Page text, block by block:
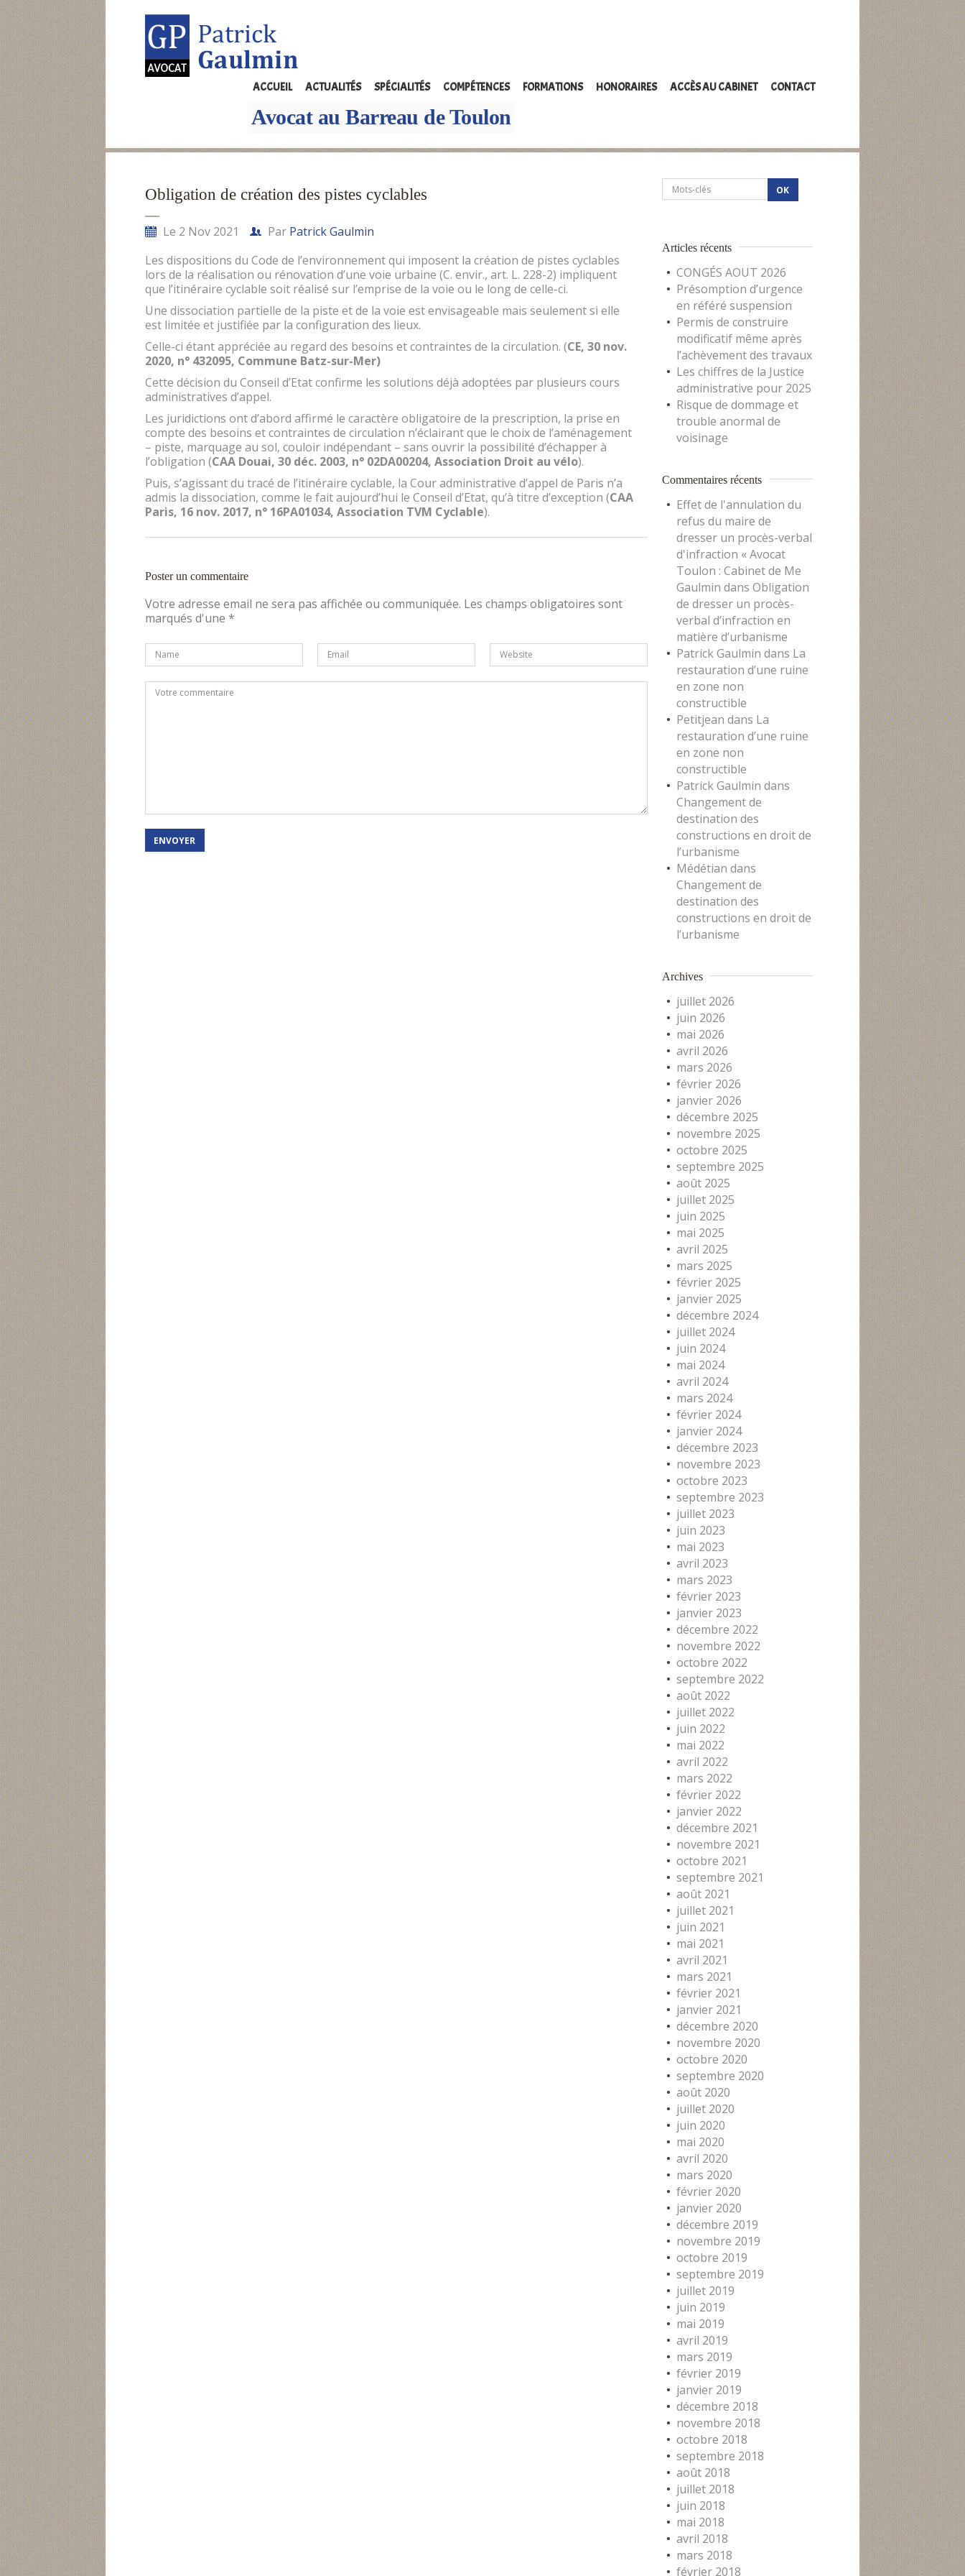
ACCUEIL ACTUALITÉS SPÉCIALITÉS COMPÉTENCES FORMATIONS HONORAIRES ACCÈS AU CABINET CONTACT
Avocat au Barreau de Toulon
Obligation de création des pistes cyclables
Le 2 Nov 2021 Par Patrick Gaulmin
Les dispositions du Code de l’environnement qui imposent la création de pistes cyclables
lors de la réalisation ou rénovation d’une voie urbaine (C. envir., art. L. 228-2) impliquent
que l’itinéraire cyclable soit réalisé sur l’emprise de la voie ou le long de celle-ci.
Une dissociation partielle de la piste et de la voie est envisageable mais seulement si elle
est limitée et justifiée par la configuration des lieux.
Celle-ci étant appréciée au regard des besoins et contraintes de la circulation. (CE, 30 nov.
2020, n° 432095, Commune Batz-sur-Mer)
Cette décision du Conseil d’Etat confirme les solutions déjà adoptées par plusieurs cours
administratives d’appel.
Les juridictions ont d’abord affirmé le caractère obligatoire de la prescription, la prise en
compte des besoins et contraintes de circulation n’éclairant que le choix de l’aménagement
– piste, marquage au sol, couloir indépendant – sans ouvrir la possibilité d’échapper à
l’obligation (CAA Douai, 30 déc. 2003, n° 02DA00204, Association Droit au vélo).
Puis, s’agissant du tracé de l’itinéraire cyclable, la Cour administrative d’appel de Paris n’a
admis la dissociation, comme le fait aujourd’hui le Conseil d’Etat, qu’à titre d’exception (CAA
Paris, 16 nov. 2017, n° 16PA01034, Association TVM Cyclable).
Poster un commentaire
Votre adresse email ne sera pas affichée ou communiquée. Les champs obligatoires sont
marqués d'une *
Articles récents
CONGÉS AOUT 2026
Présomption d’urgence
en référé suspension
Permis de construire
modificatif même après
l’achèvement des travaux
Les chiffres de la Justice
administrative pour 2025
Risque de dommage et
trouble anormal de
voisinage
Commentaires récents
Effet de l'annulation du
refus du maire de
dresser un procès-verbal
d'infraction « Avocat
Toulon : Cabinet de Me
Gaulmin dans Obligation
de dresser un procès-
verbal d’infraction en
matière d’urbanisme
Patrick Gaulmin dans La
restauration d’une ruine
en zone non
constructible
Petitjean dans La
restauration d’une ruine
en zone non
constructible
Patrick Gaulmin dans
Changement de
destination des
constructions en droit de
l’urbanisme
Médétian dans
Changement de
destination des
constructions en droit de
l’urbanisme
Archives
juillet 2026
juin 2026
mai 2026
avril 2026
mars 2026
février 2026
janvier 2026
décembre 2025
novembre 2025
octobre 2025
septembre 2025
août 2025
juillet 2025
juin 2025
mai 2025
avril 2025
mars 2025
février 2025
janvier 2025
décembre 2024
juillet 2024
juin 2024
mai 2024
avril 2024
mars 2024
février 2024
janvier 2024
décembre 2023
novembre 2023
octobre 2023
septembre 2023
juillet 2023
juin 2023
mai 2023
avril 2023
mars 2023
février 2023
janvier 2023
décembre 2022
novembre 2022
octobre 2022
septembre 2022
août 2022
juillet 2022
juin 2022
mai 2022
avril 2022
mars 2022
février 2022
janvier 2022
décembre 2021
novembre 2021
octobre 2021
septembre 2021
août 2021
juillet 2021
juin 2021
mai 2021
avril 2021
mars 2021
février 2021
janvier 2021
décembre 2020
novembre 2020
octobre 2020
septembre 2020
août 2020
juillet 2020
juin 2020
mai 2020
avril 2020
mars 2020
février 2020
janvier 2020
décembre 2019
novembre 2019
octobre 2019
septembre 2019
juillet 2019
juin 2019
mai 2019
avril 2019
mars 2019
février 2019
janvier 2019
décembre 2018
novembre 2018
octobre 2018
septembre 2018
août 2018
juillet 2018
juin 2018
mai 2018
avril 2018
mars 2018
février 2018